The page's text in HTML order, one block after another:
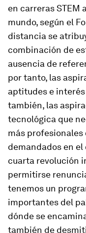
en carreras STEM
mundo, según el
distancia se
combinación de
ausencia de
por tanto, las
aptitudes e interés
también, las
tecnológica que
más profesionales
demandados en
cuarta revolución
permitirse
tenemos un
importantes del
dónde se
también de